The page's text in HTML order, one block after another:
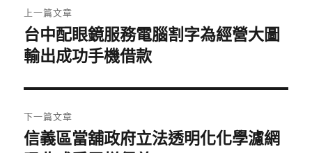
章
導
覽
上一篇文章
上
一
文
章:
台中配眼鏡服務電腦割字為經營大圖
輸出成功手機借款
下一篇文章
下
信義區當舖政府立法透明化化學濾網